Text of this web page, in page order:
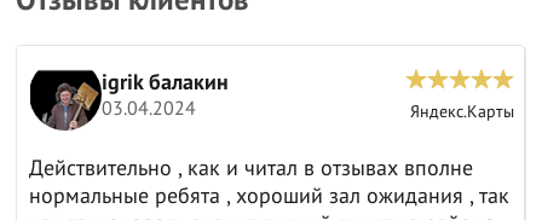
igrik балакин
03.04.2024 Яндекс.Карты
Действительно , как и читал в отзывах вполне
нормальные ребята , хороший зал ожидания , так